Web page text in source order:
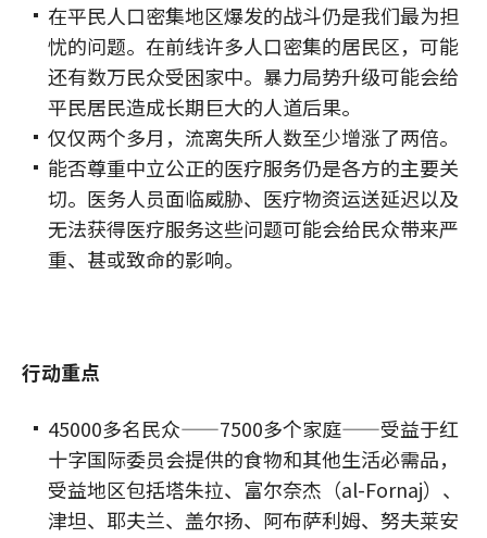
在平民人口密集地区爆发的战斗仍是我们最为担
忧的问题。在前线许多人口密集的居民区，可能
还有数万民众受困家中。暴力局势升级可能会给
平民居民造成长期巨大的人道后果。
仅仅两个多月，流离失所人数至少增涨了两倍。
能否尊重中立公正的医疗服务仍是各方的主要关
切。医务人员面临威胁、医疗物资运送延迟以及
无法获得医疗服务这些问题可能会给民众带来严
重、甚或致命的影响。
行动重点
45000多名民众——7500多个家庭——受益于红
十字国际委员会提供的食物和其他生活必需品，
受益地区包括塔朱拉、富尔奈杰（al-Fornaj）、
津坦、耶夫兰、盖尔扬、阿布萨利姆、努夫莱安